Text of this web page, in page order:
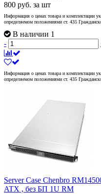
800 руб. за шт
Информация о ценах товара и комплектации
определяемом положениями ст. 435
В наличии 1
-
Информация о ценах товара и комплектации
определяемом положениями ст. 435
Server Case Chenbro
ATX , без БП 1U RM